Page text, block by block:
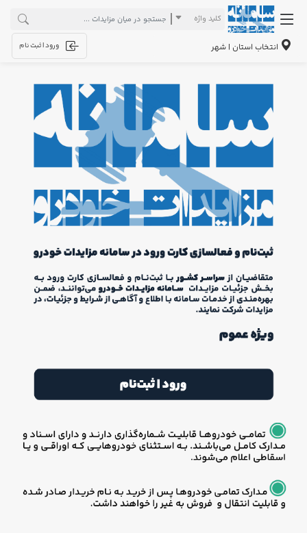
کلید واژه
انتخاب استان | شهر ورود | ثبت نام